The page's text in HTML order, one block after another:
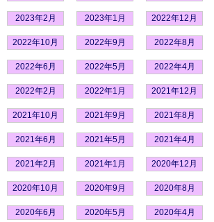
2023年2月 2023年1月 2022年12月
2022年10月 2022年9月 2022年8月
2022年6月 2022年5月 2022年4月
2022年2月 2022年1月 2021年12月
2021年10月 2021年9月 2021年8月
2021年6月 2021年5月 2021年4月
2021年2月 2021年1月 2020年12月
2020年10月 2020年9月 2020年8月
2020年6月 2020年5月 2020年4月